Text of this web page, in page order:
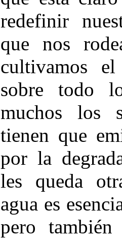
redefinir
que nos
cultivamos
sobre todo
muchos los
tienen que
por la
les queda
agua es
pero